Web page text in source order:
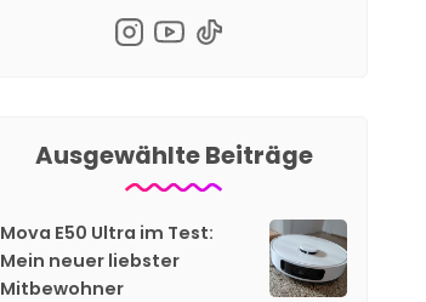
Ausgewählte Beiträge
Mova E50 Ultra im Test:
Mein neuer liebster
Mitbewohner